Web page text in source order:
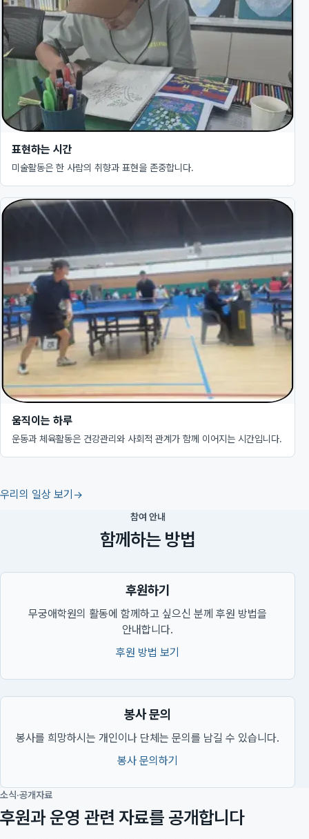
표현하는 시간
미술활동은 한 사람의 취향과 표현을 존중합니다.
움직이는 하루
운동과 체육활동은 건강관리와 사회적 관계가 함께 이어지는 시간입니다.
우리의 일상 보기
참여 안내
함께하는 방법
후원하기
무궁애학원의 활동에 함께하고 싶으신 분께 후원 방법을
안내합니다.
후원 방법 보기
봉사 문의
봉사를 희망하시는 개인이나 단체는 문의를 남길 수 있습니다.
봉사 문의하기
소식·공개자료
후원과 운영 관련 자료를 공개합니다